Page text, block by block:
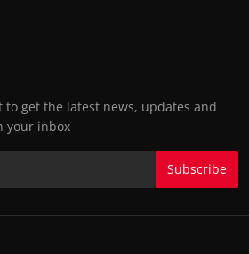
to get the latest news, updates and
your inbox
Subscribe